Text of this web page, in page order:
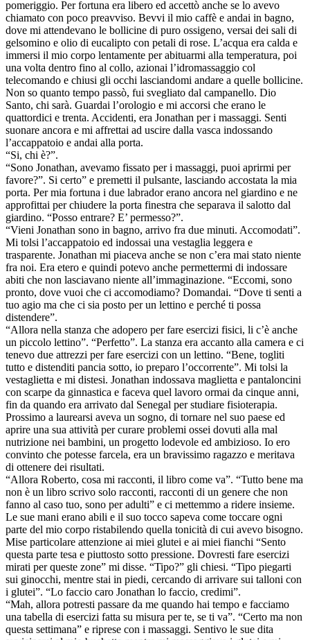
pomeriggio. Per fortuna era libero ed accettò anche se lo avevo
chiamato con poco preavviso. Bevvi il mio caffè e andai in bagno,
dove mi attendevano le bollicine di puro ossigeno, versai dei sali di
gelsomino e olio di eucalipto con petali di rose. L’acqua era calda e
immersi il mio corpo lentamente per abituarmi alla temperatura, poi
una volta dentro fino al collo, azionai l’idromassaggio col
telecomando e chiusi gli occhi lasciandomi andare a quelle bollicine.
Non so quanto tempo passò, fui svegliato dal campanello. Dio
Santo, chi sarà. Guardai l’orologio e mi accorsi che erano le
quattordici e trenta. Accidenti, era Jonathan per i massaggi. Senti
suonare ancora e mi affrettai ad uscire dalla vasca indossando
l’accappatoio e andai alla porta.
“Si, chi è?”.
“Sono Jonathan, avevamo fissato per i massaggi, puoi aprirmi per
favore?”. Si certo” e premetti il pulsante, lasciando accostata la mia
porta. Per mia fortuna i due labrador erano ancora nel giardino e ne
approfittai per chiudere la porta finestra che separava il salotto dal
giardino. “Posso entrare? E’ permesso?”.
“Vieni Jonathan sono in bagno, arrivo fra due minuti. Accomodati”.
Mi tolsi l’accappatoio ed indossai una vestaglia leggera e
trasparente. Jonathan mi piaceva anche se non c’era mai stato niente
fra noi. Era etero e quindi potevo anche permettermi di indossare
abiti che non lasciavano niente all’immaginazione. “Eccomi, sono
pronto, dove vuoi che ci accomodiamo? Domandai. “Dove ti senti a
tuo agio ma che ci sia posto per un lettino e perché ti possa
distendere”.
“Allora nella stanza che adopero per fare esercizi fisici, li c’è anche
un piccolo lettino”. “Perfetto”. La stanza era accanto alla camera e ci
tenevo due attrezzi per fare esercizi con un lettino. “Bene, togliti
tutto e distenditi pancia sotto, io preparo l’occorrente”. Mi tolsi la
vestaglietta e mi distesi. Jonathan indossava maglietta e pantaloncini
con scarpe da ginnastica e faceva quel lavoro ormai da cinque anni,
fin da quando era arrivato dal Senegal per studiare fisioterapia.
Prossimo a laurearsi aveva un sogno, di tornare nel suo paese ed
aprire una sua attività per curare problemi ossei dovuti alla mal
nutrizione nei bambini, un progetto lodevole ed ambizioso. Io ero
convinto che potesse farcela, era un bravissimo ragazzo e meritava
di ottenere dei risultati.
“Allora Roberto, cosa mi racconti, il libro come va”. “Tutto bene ma
non è un libro scrivo solo racconti, racconti di un genere che non
fanno al caso tuo, sono per adulti” e ci mettemmo a ridere insieme.
Le sue mani erano abili e il suo tocco sapeva come toccare ogni
parte del mio corpo ristabilendo quella tonicità di cui avevo bisogno.
Mise particolare attenzione ai miei glutei e ai miei fianchi “Sento
questa parte tesa e piuttosto sotto pressione. Dovresti fare esercizi
mirati per queste zone” mi disse. “Tipo?” gli chiesi. “Tipo piegarti
sui ginocchi, mentre stai in piedi, cercando di arrivare sui talloni con
i glutei”. “Lo faccio caro Jonathan lo faccio, credimi”.
“Mah, allora potresti passare da me quando hai tempo e facciamo
una tabella di esercizi fatta su misura per te, se ti va”. “Certo ma non
questa settimana” e riprese con i massaggi. Sentivo le sue dita